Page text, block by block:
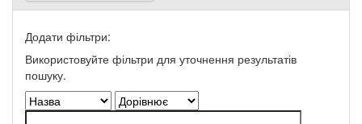
Додати фільтри:
Використовуйте фільтри для уточнення результатів
пошуку.